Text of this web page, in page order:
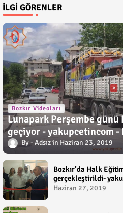
İLGI GÖRENLER
Bozkır Videoları
Lunapark Perşembe günü
geçiyor - yakupcetincom
Adsız Haziran 23, 2019
Bozkır’da Halk
gerçekleştirildi-
Haziran 27, 2019